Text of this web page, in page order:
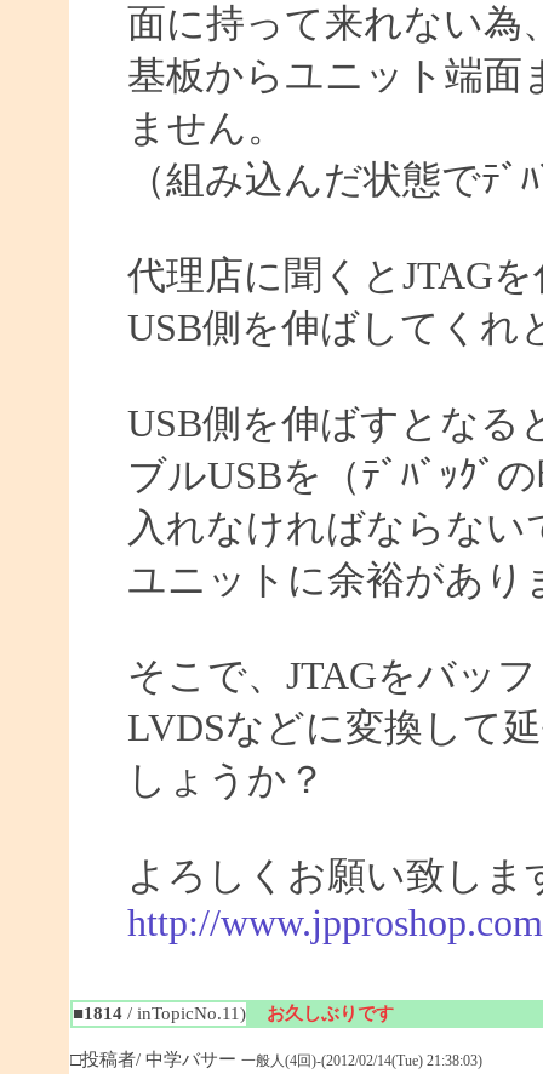
面に持って来れない為
基板からユニット端面
ません。
（組み込んだ状態でﾃﾞ
代理店に聞くとJTAG
USB側を伸ばしてくれ
USB側を伸ばすとなる
ブルUSBを（ﾃﾞﾊﾞｯｸﾞ
入れなければならない
ユニットに余裕があり
そこで、JTAGをバッ
LVDSなどに変換して
しょうか？
よろしくお願い致しま
http://
■1814/ inTopicNo.11) お久しぶりです
□投稿者/ 中学バサー 一般人(4回)-(2012/02/14(Tue) 21:38:03)